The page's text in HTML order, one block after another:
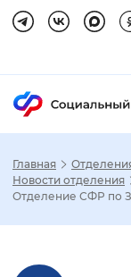
Главная
Новости отделения
Отделение СФР по